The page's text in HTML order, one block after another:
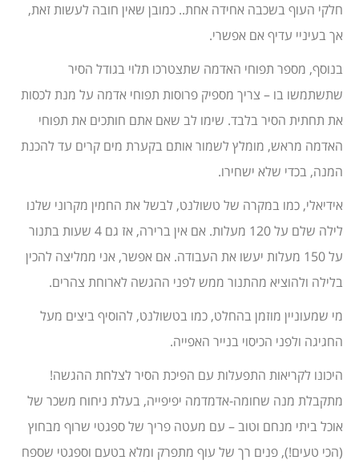
חלקי העוף בשכבה אחידה אחת.. כמובן שאין חובה לעשות זאת,
אך בעיניי עדיף אם אפשרי.
בנוסף, מספר תפוחי האדמה שתצטרכו תלוי בגודל הסיר
שתשתמשו בו – צריך מספיק פרוסות תפוחי אדמה על מנת לכסות
את תחתית הסיר בלבד. שימו לב שאם אתם חותכים את תפוחי
האדמה מראש, מומלץ לשמור אותם בקערת מים קרים עד להכנת
המנה, בכדי שלא ישחירו.
אידיאלי, כמו במקרה של טשולנט, לבשל את החמין מקרוני שלנו
לילה שלם על 120 מעלות. אם אין ברירה, אז גם 4 שעות בתנור
על 150 מעלות יעשו את העבודה. אם אפשר, אני ממליצה להכין
בלילה ולהוציא מהתנור ממש לפני ההגשה לארוחת צהרים.
מי שמעוניין מוזמן בהחלט, כמו בטשולנט, להוסיף ביצים מעל
החגיגה ולפני הכיסוי בנייר האפייה.
היכונו לקריאות התפעלות עם הפיכת הסיר לצלחת ההגשה!
מתקבלת מנה שחומה-אדמדמה יפיפייה, בעלת ניחוח משכר של
אוכל ביתי מנחם וטוב – עם מעטה פריך של ספגטי שרוף מבחוץ
(הכי טעים!), פנים רך של עוף מתפרק ומלא בטעם וספגטי שספח